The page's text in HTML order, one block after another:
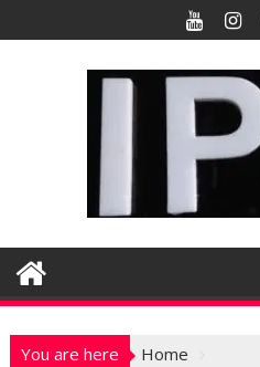
k
t
n
You are here
Home